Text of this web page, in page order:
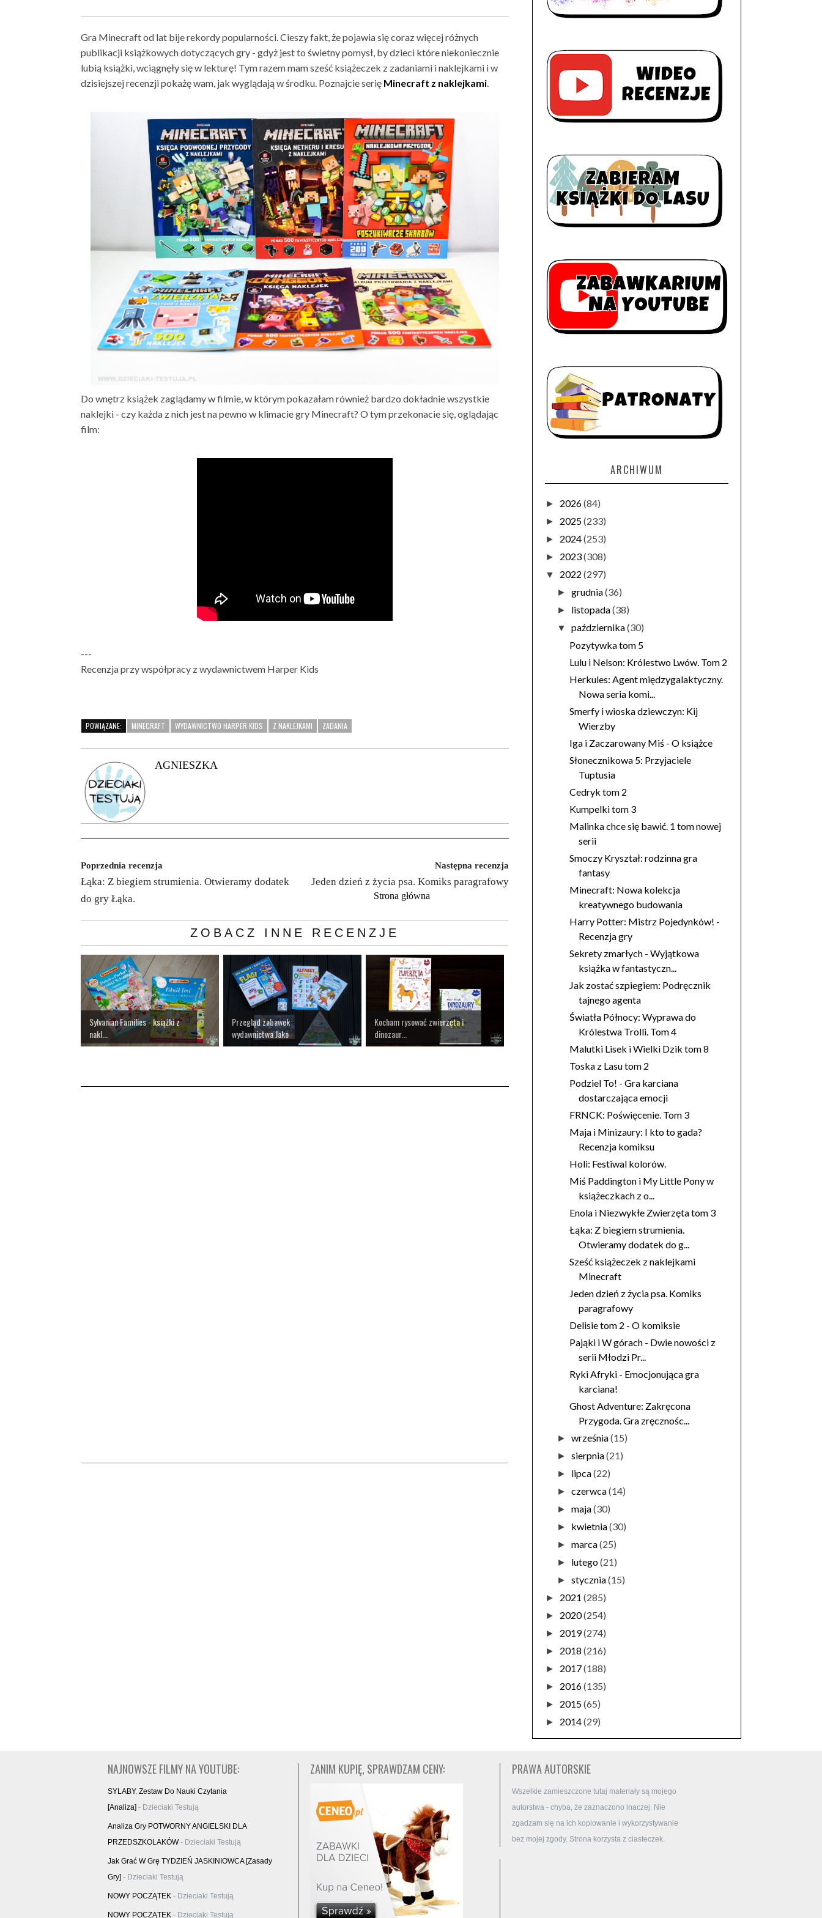
Gra Minecraft od lat bije rekordy popularności. Cieszy fakt, że pojawia się coraz więcej różnych
publikacji książkowych dotyczących gry - gdyż jest to świetny pomysł, by dzieci które niekoniecznie
lubią książki, wciągnęły się w lekturę! Tym razem mam sześć książeczek z zadaniami i naklejkami i w
dzisiejszej recenzji pokażę wam, jak wyglądają w środku. Poznajcie serię Minecraft z naklejkami.
Do wnętrz książek zaglądamy w filmie, w którym pokazałam również bardzo dokładnie wszystkie
naklejki - czy każda z nich jest na pewno w klimacie gry Minecraft? O tym przekonacie się, oglądając
film:
---
Recenzja przy współpracy z wydawnictwem Harper Kids
POWIĄZANE: MINECRAFT WYDAWNICTWO HARPER KIDS Z NAKLEJKAMI ZADANIA
AGNIESZKA
Poprzednia recenzja
Łąka: Z biegiem strumienia. Otwieramy dodatek
do gry Łąka.
Następna recenzja
Jeden dzień z życia psa. Komiks paragrafowy
Strona główna
ZOBACZ INNE RECENZJE
Sylvanian Families - książki z
nakl...
Przegląd zabawek
wydawnictwa Jako
Kocham rysować zwierzęta i
dinozaur...
ARCHIWUM
► 2026(84)
► 2025(233)
► 2024(253)
► 2023(308)
▼ 2022 (297)
►grudnia(36)
► listopada(38)
▼października(30)
Pozytywka tom 5
Lulu i Nelson: Królestwo Lwów. Tom 2
Herkules: Agent międzygalaktyczny.
Nowa seria komi...
Smerfy i wioska dziewczyn: Kij
Wierzby
Iga i Zaczarowany Miś - O książce
Słonecznikowa 5: Przyjaciele
Tuptusia
Cedryk tom 2
Kumpelki tom 3
Malinka chce się bawić. 1 tom nowej
serii
Smoczy Kryształ: rodzinna gra
fantasy
Minecraft: Nowa kolekcja
kreatywnego budowania
Harry Potter: Mistrz Pojedynków! -
Recenzja gry
Sekrety zmarłych - Wyjątkowa
książka w fantastyczn...
Jak zostać szpiegiem: Podręcznik
tajnego agenta
Światła Północy: Wyprawa do
Królestwa Trolli. Tom 4
Malutki Lisek i Wielki Dzik tom 8
Toska z Lasu tom 2
Podziel To! - Gra karciana
dostarczająca emocji
FRNCK: Poświęcenie. Tom 3
Maja i Minizaury: I kto to gada?
Recenzja komiksu
Holi: Festiwal kolorów.
Miś Paddington i My Little Pony w
książeczkach z o...
Enola i Niezwykłe Zwierzęta tom 3
Łąka: Z biegiem strumienia.
Otwieramy dodatek do g...
Sześć książeczek z naklejkami
Minecraft
Jeden dzień z życia psa. Komiks
paragrafowy
Delisie tom 2 - O komiksie
Pająki i W górach - Dwie nowości z
serii Młodzi Pr...
Ryki Afryki - Emocjonująca gra
karciana!
Ghost Adventure: Zakręcona
Przygoda. Gra zręcznośc...
►września(15)
►sierpnia(21)
► lipca(22)
►czerwca(14)
►maja(30)
► kwietnia(30)
►marca(25)
► lutego(21)
►stycznia(15)
► 2021 (285)
► 2020(254)
► 2019(274)
► 2018 (216)
► 2017(188)
► 2016(135)
► 2015(65)
► 2014(29)
NAJNOWSZE FILMY NA YOUTUBE:
SYLABY. Zestaw Do Nauki Czytania
[analiza] - Dzieciaki Testują
Analiza Gry POTWORNY ANGIELSKI DLA
PRZEDSZKOLAKÓW- Dzieciaki Testują
Jak Grać W Grę TYDZIEŃ JASKINIOWCA [zasady
Gry] - Dzieciaki Testują
NOWY POCZĄTEK - Dzieciaki Testują
NOWY POCZĄTEK - Dzieciaki Testują
ZANIM KUPIĘ, SPRAWDZAM CENY: PRAWA AUTORSKIE
Wszelkie zamieszczone tutaj materiały są mojego
autorstwa - chyba, że zaznaczono inaczej. Nie
zgadzam się na ich kopiowanie i wykorzystywanie
bez mojej zgody. Strona korzysta z ciasteczek.